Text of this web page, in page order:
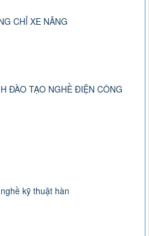
CHỈ XE NÂNG
ĐÀO TẠO NGHỀ ĐIỆN CÔNG
kỹ thuật hàn